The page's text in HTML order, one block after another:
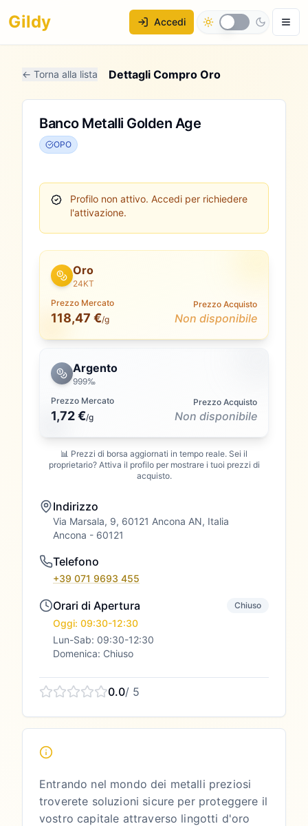
Gildy Accedi
← Torna alla lista Dettagli Compro Oro
Banco Metalli Golden Age
OPO
Profilo non attivo. Accedi per richiedere
l'attivazione.
Oro
24KT
Prezzo Mercato
118,47 €/g
Prezzo Acquisto
Non disponibile
Argento
999‰
Prezzo Mercato
1,72 €/g
Prezzo Acquisto
Non disponibile
📊 Prezzi di borsa aggiornati in tempo reale. Sei il
proprietario? Attiva il profilo per mostrare i tuoi prezzi di
acquisto.
Indirizzo
Via Marsala, 9, 60121 Ancona AN, Italia
Ancona - 60121
Telefono
+39 071 9693 455
Orari di Apertura Chiuso
Oggi: 09:30-12:30
Lun-Sab: 09:30-12:30
Domenica: Chiuso
0.0/ 5
Entrando nel mondo dei metalli preziosi
troverete soluzioni sicure per proteggere il
vostro capitale attraverso lingotti d'oro